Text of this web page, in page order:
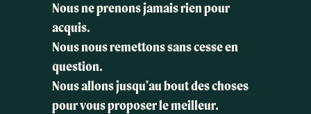
Nous ne prenons jamais rien pour
acquis.
Nous nous remettons sans cesse en
question.
Nous allons jusqu'au bout des choses
pour vous proposer le meilleur.